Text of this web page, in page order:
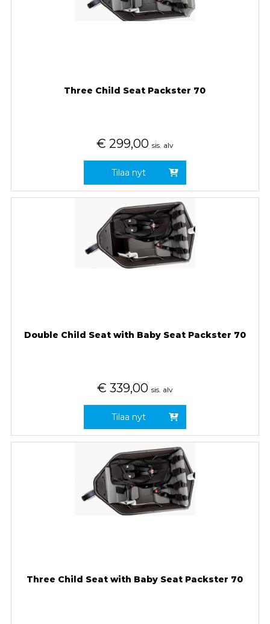
Three Child Seat Packster 70
€ 299,00 sis. alv
Tilaa nyt
Double Child Seat with Baby Seat Packster 70
€ 339,00 sis. alv
Tilaa nyt
Three Child Seat with Baby Seat Packster 70